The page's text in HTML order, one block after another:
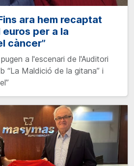
ara hem recaptat
euros per a la
càncer”
a l'escenari de l'Auditori
“La Maldició de la gitana” i